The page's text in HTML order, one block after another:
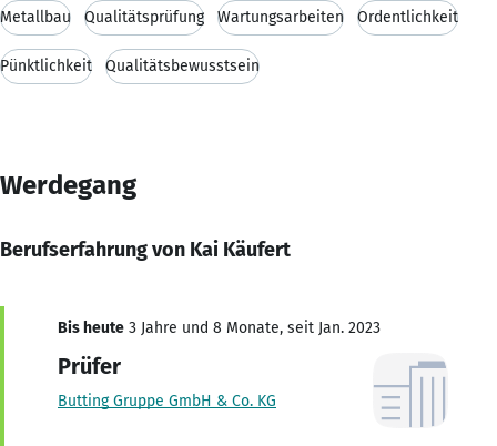
Metallbau Qualitätsprüfung Wartungsarbeiten Ordentlichkeit
Pünktlichkeit Qualitätsbewusstsein
Werdegang
Berufserfahrung von Kai Käufert
Bis heute 3 Jahre und 8 Monate, seit Jan. 2023
Prüfer
Butting Gruppe GmbH & Co. KG